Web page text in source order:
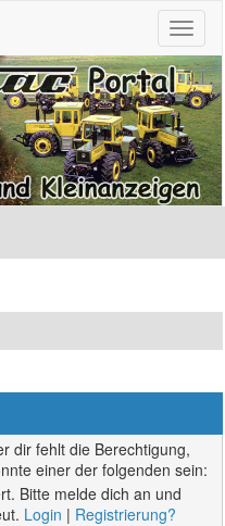
dir fehlt die Berechtigung,
einer der folgenden sein:
Bitte melde dich an und
Login | Registrierung?